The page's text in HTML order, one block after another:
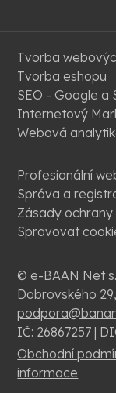
Tvorba
Tvorba eshopu
SEO - Google a
Internetový
Webová
Profesionální
Správa a
Zásady ochrany
Spravovat
© e-BAAN Net
Dobrovského
IČ: 26867257 |
Obchodní
informace